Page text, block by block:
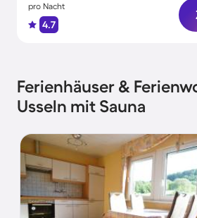
pro Nacht
4.7
Ferienhäuser &
Usseln mit Sauna